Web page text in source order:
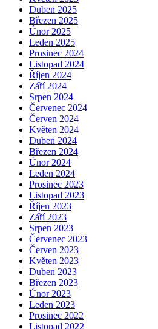
Duben 2025
Březen 2025
Únor 2025
Leden 2025
Prosinec 2024
Listopad 2024
Říjen 2024
Září 2024
Srpen 2024
Červenec 2024
Červen 2024
Květen 2024
Duben 2024
Březen 2024
Únor 2024
Leden 2024
Prosinec 2023
Listopad 2023
Říjen 2023
Září 2023
Srpen 2023
Červenec 2023
Červen 2023
Květen 2023
Duben 2023
Březen 2023
Únor 2023
Leden 2023
Prosinec 2022
Listopad 2022